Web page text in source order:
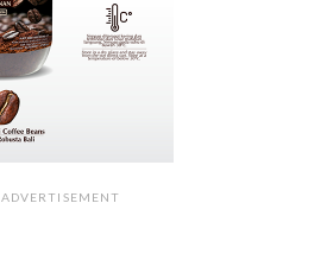
ADVERTISEMENT